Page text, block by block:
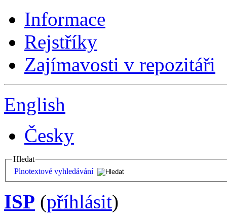
Informace
Rejstříky
Zajímavosti v repozitáři
English
Česky
Hledat
Plnotextové vyhledávání
ISP (příhlásit)